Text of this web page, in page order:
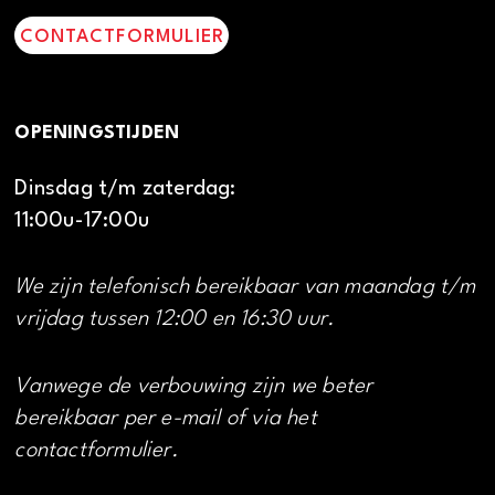
CONTACTFORMULIER
OPENINGSTIJDEN
Dinsdag t/m zaterdag:
11:00u-17:00u
We zijn telefonisch bereikbaar van maandag t/m
vrijdag tussen 12:00 en 16:30 uur.
Vanwege de verbouwing zijn we beter
bereikbaar per e-mail of via het
contactformulier.